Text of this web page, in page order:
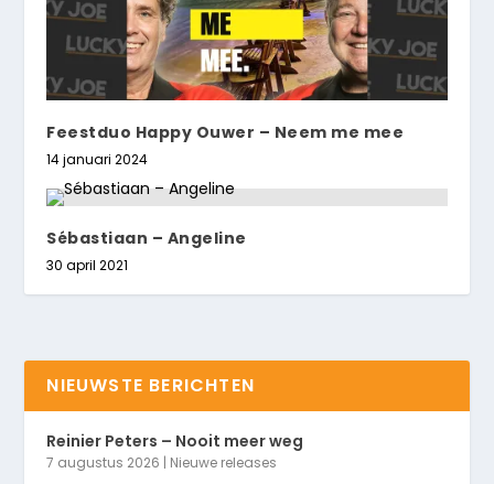
Feestduo Happy Ouwer – Neem me mee
14 januari 2024
Sébastiaan – Angeline
30 april 2021
NIEUWSTE BERICHTEN
Reinier Peters – Nooit meer weg
7 augustus 2026 | Nieuwe releases